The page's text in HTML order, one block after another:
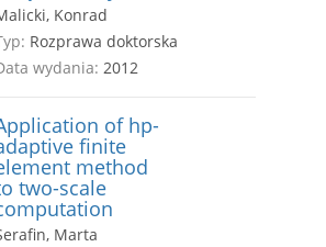
Konrad
Rozprawa doktorska
wydania: 2012
of hp-
finite
method
two-scale
Marta